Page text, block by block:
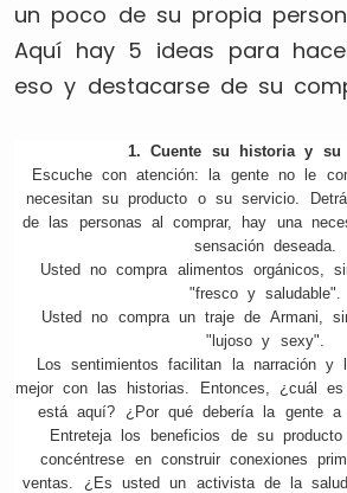
un poco de su propia
Aquí hay 5 ideas para
eso y destacarse de su
1. Cuente su historia y su
Escuche con atención: la gente no le
necesitan su producto o su servicio.
de las personas al comprar, hay una
sensación deseada.
Usted no compra alimentos orgánicos,
"fresco y saludable".
Usted no compra un traje de Armani,
"lujoso y sexy".
Los sentimientos facilitan la narración y
mejor con las historias. Entonces, ¿cuál
está aquí? ¿Por qué debería la gente a
Entreteja los beneficios de su
concéntrese en construir conexiones
ventas. ¿Es usted un activista de la